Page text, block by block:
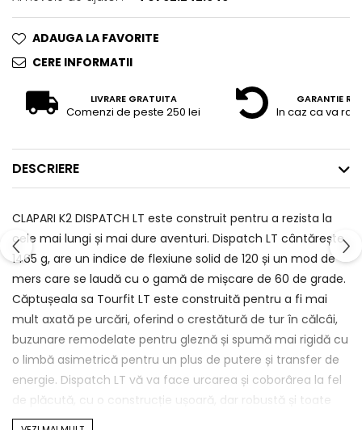
ADAUGA LA FAVORITE
CERE INFORMATII
LIVRARE GRATUITA
Comenzi de peste 250 lei
GARANTIE
In caz ca va
DESCRIERE
CLAPARI K2 DISPATCH LT este construit pentru a rezista la
cele mai lungi și mai dure aventuri. Dispatch LT cântărește
1465 g, are un indice de flexiune solid de 120 și un mod de
mers care se laudă cu o gamă de mișcare de 60 de grade.
Căptușeala sa Tourfit LT este construită pentru a fi mai
mult axată pe urcări, oferind o crestătură de tur în călcâi,
buzunare remodelate pentru gleznă și spumă mai rigidă cu
o limbă asimetrică pentru un plus de putere și transfer de
energie. Dispatch LT vă va face urcarea și coborârea la fel
de plăcută, cu o construcție ușoară, dar robustă și toate
caracteristicile de conducere a performanței de care aveți